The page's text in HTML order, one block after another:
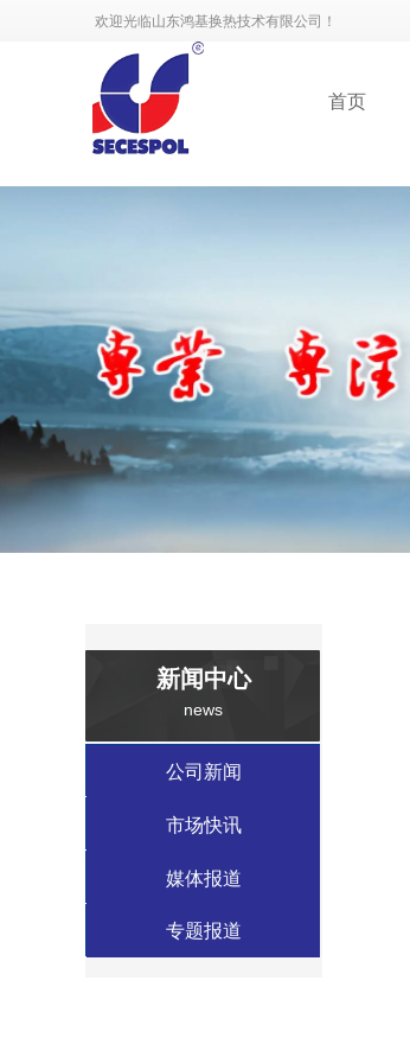
首页
欢迎光临山东鸿基换热技术有限公司！
特种应用案例
绿色建筑案例
工业应用案例
数据中心案例
公司新闻
市场快讯
媒体报道
专题报道
新闻中心
news